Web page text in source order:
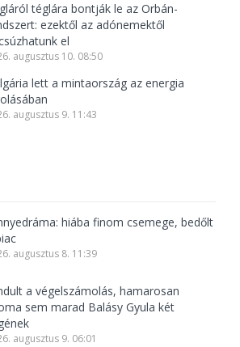
téglára bontják le az Orbán-
ezektől az adónemektől
el
augusztus 10. 08:50
lett a mintaország az energia
augusztus 9. 11:43
hiába finom csemege, bedőlt
augusztus 8. 11:39
a végelszámolás, hamarosan
sem marad Balásy Gyula két
augusztus 9. 06:01